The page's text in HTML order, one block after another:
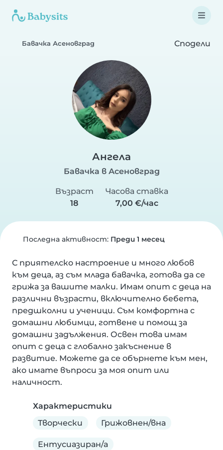
Бавачка Асеновград Сподели
Ангела
Бавачка в Асеновград
Възраст
18
Часова ставка
7,00 €/час
Последна активност: Преди 1 месец
С приятелско настроение и много любов
към деца, аз съм млада бавачка, готова да се
грижа за вашите малки. Имам опит с деца на
различни възрасти, включително бебета,
предшколни и ученици. Съм комфортна с
домашни любимци, готвене и помощ за
домашни задължения. Освен това имам
опит с деца с глобално закъснение в
развитие. Можете да се обърнете към мен,
ако имате въпроси за моя опит или
наличност.
Характеристики
Творчески
Грижовнен/вна
Ентусиазиран/а